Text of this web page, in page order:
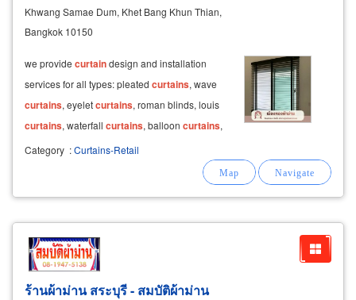
Khwang Samae Dum, Khet Bang Khun Thian,
Bangkok 10150
we provide curtaindesign and installation
services for all types: pleated curtains, wave
curtains, eyeletcurtains, roman blinds, louis
curtains, waterfall curtains, balloon curtains,
and swag curtains.
Category :Curtains-Retail
ร้านผ้าม่าน สระบุรี - สมบัติผ้าม่าน